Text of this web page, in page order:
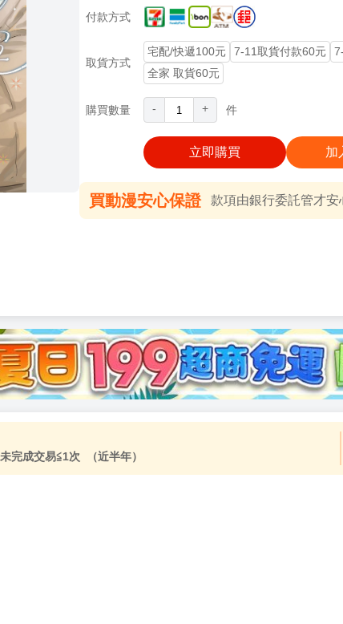
付款方式
取貨方式
宅配/快遞100元 7-11取貨付款60元
全家 取貨60元
購買數量 - + 件
立即購買 加
買動漫安心保證 款項由銀行委託管才安
包裝》